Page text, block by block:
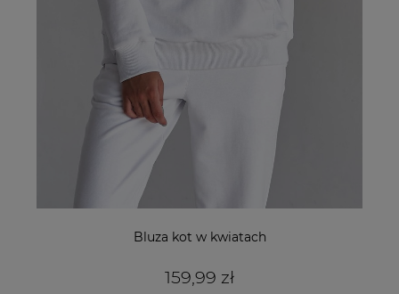
Bluza kot w kwiatach
159,99 zł